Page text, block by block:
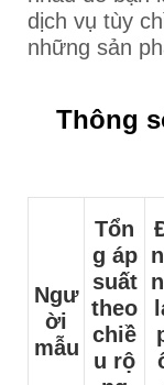
dịch vụ tùy
những sản
Thông
Ngư
ời
mẫu
Tổn
g áp
suất
theo
chiề
u rộ